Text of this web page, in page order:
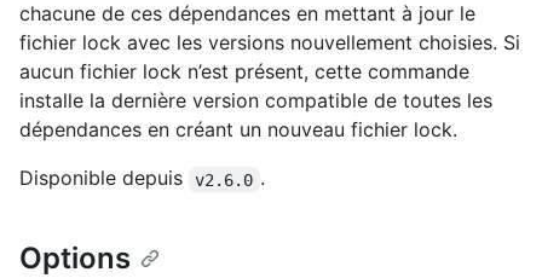
chacune de ces dépendances en mettant à jour le
fichier lock avec les versions nouvellement choisies. Si
aucun fichier lock n’est présent, cette commande
installe la dernière version compatible de toutes les
dépendances en créant un nouveau fichier lock.
Disponible depuis
v2.6.0 .
Options